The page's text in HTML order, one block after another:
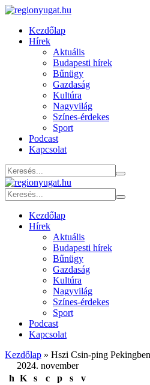
Kezdőlap
Hírek
Aktuális
Budapesti hírek
Bűnügy
Gazdaság
Kultúra
Nagyvilág
Színes-érdekes
Sport
Podcast
Kapcsolat
Kezdőlap
Hírek
Aktuális
Budapesti hírek
Bűnügy
Gazdaság
Kultúra
Nagyvilág
Színes-érdekes
Sport
Podcast
Kapcsolat
Kezdőlap » Hszi Csin-ping
2024. november
h K s c p s
v